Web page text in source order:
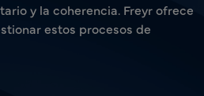
y la coherencia. Freyr ofrece
estos procesos de